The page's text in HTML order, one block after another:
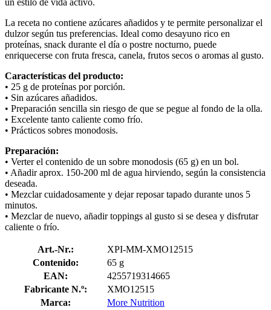
La receta no contiene azúcares añadidos y te permite personalizar el
dulzor según tus preferencias. Ideal como desayuno rico en
proteínas, snack durante el día o postre nocturno, puede
enriquecerse con fruta fresca, canela, frutos secos o aromas al gusto.
Características del producto:
• 25 g de proteínas por porción.
• Sin azúcares añadidos.
• Preparación sencilla sin riesgo de que se pegue al fondo de la olla.
• Excelente tanto caliente como frío.
• Prácticos sobres monodosis.
Preparación:
• Verter el contenido de un sobre monodosis (65 g) en un bol.
• Añadir aprox. 150-200 ml de agua hirviendo, según la consistencia
deseada.
• Mezclar cuidadosamente y dejar reposar tapado durante unos 5
minutos.
• Mezclar de nuevo, añadir toppings al gusto si se desea y disfrutar
caliente o frío.
Art.-Nr.:
XPI-MM-XMO12515
Contenido:
65 g
EAN:
4255719314665
Fabricante N.º:
XMO12515
Marca:
More Nutrition